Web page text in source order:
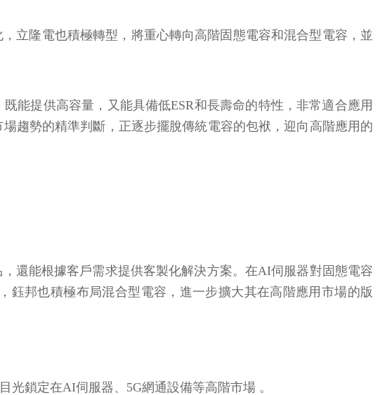
立隆電也積極轉型，將重心轉向高階固態電容和混合型電容，並
能提供高容量，又能具備低ESR和長壽命的特性，非常適合應用
趨勢的精準判斷，正逐步擺脫傳統電容的包袱，迎向高階應用的
還能根據客戶需求提供客製化解決方案。在AI伺服器對固態電容
邦也積極布局混合型電容，進一步擴大其在高階應用市場的版
鎖定在AI伺服器、5G網通設備等高階市場 。